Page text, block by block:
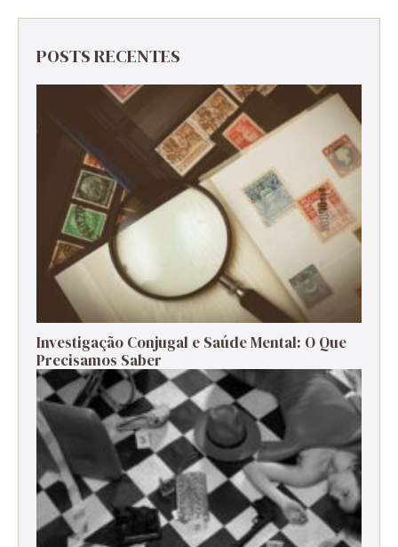
POSTS RECENTES
Investigação Conjugal e Saúde Mental: O Que
Precisamos Saber